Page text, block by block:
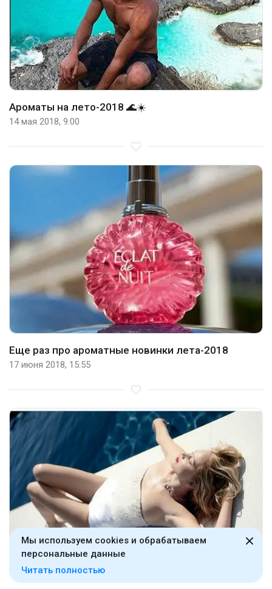
Мы используем cookies и обрабатываем
персональные данные
Читать полностью
Ароматы на лето-2018 🌊☀️
14 мая 2018, 9:00
Еще раз про ароматные новинки лета-2018
17 июня 2018, 15:55